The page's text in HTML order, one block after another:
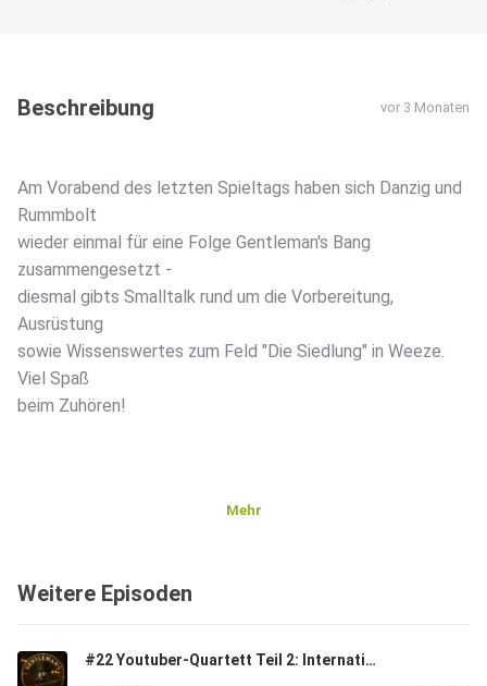
Beschreibung vor 3 Monaten
Am Vorabend des letzten Spieltags haben sich Danzig und
Rummbolt
wieder einmal für eine Folge Gentleman's Bang
zusammengesetzt -
diesmal gibts Smalltalk rund um die Vorbereitung,
Ausrüstung
sowie Wissenswertes zum Feld "Die Siedlung" in Weeze.
Viel Spaß
beim Zuhören!
Mehr
Weitere Episoden
#22 Youtuber-Quartett Teil 2: International